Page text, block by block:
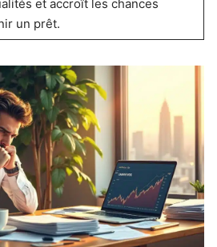
et accroît les chances
un prêt.